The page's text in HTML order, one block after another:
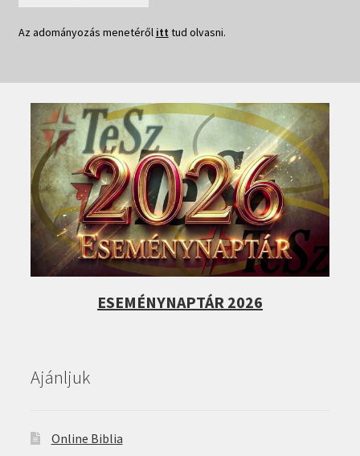
Az adományozás menetéről itt tud olvasni.
ESEMÉNYNAPTÁR 2026
Ajánljuk
Online Biblia